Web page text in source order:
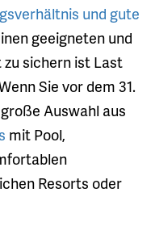
und gute
geeigneten und
sichern ist Last
Sie vor dem 31.
Auswahl aus
mit Pool,
Resorts oder